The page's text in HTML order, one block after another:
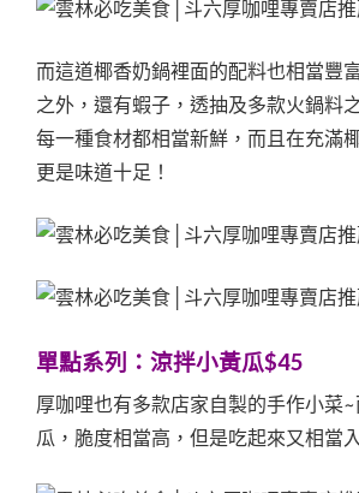
而這道椰香奶鍋裡面的配料也相當豐
之外，還有蝦子，透抽及多款火鍋料
每一種食材都相當新鮮，而且在充滿
更是味道十足！
單點系列： 涼拌小黃瓜$45
厚咖哩也有多款店家自製的手作小菜
瓜，脆度相當高，但是吃起來又相當